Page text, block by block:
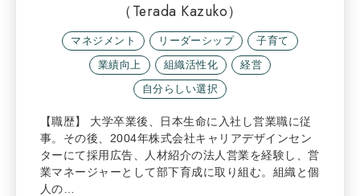
（Terada Kazuko）
マネジメント リーダーシップ
子育て
業績向上
組織活性化
経営
自分らしい選択
【職歴】 大学卒業後、日本生命に入社し営業職に従
事。その後、2004年株式会社キャリアデザインセン
ターにて採用広告、人材紹介の法人営業を経験し、営
業マネージャーとして部下育成に取り組む。組織と個
人の…